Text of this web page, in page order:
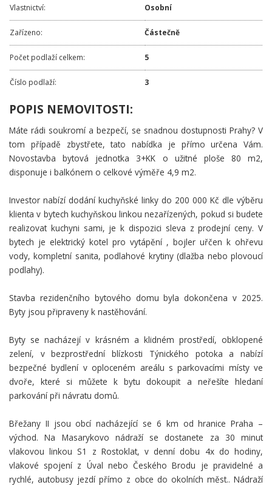
Vlastnictví: Osobní
Zařízeno: Částečně
Počet podlaží celkem: 5
Číslo podlaží: 3
POPIS NEMOVITOSTI:
Máte rádi soukromí a bezpečí, se snadnou dostupnosti Prahy? V
tom případě zbystřete, tato nabídka je přímo určena Vám.
Novostavba bytová jednotka 3+KK o užitné ploše 80 m2,
disponuje i balkónem o celkové výměře 4,9 m2.
Investor nabízí dodání kuchyňské linky do 200 000 Kč dle výběru
klienta v bytech kuchyňskou linkou nezařízených, pokud si budete
realizovat kuchyni sami, je k dispozici sleva z prodejní ceny. V
bytech je elektrický kotel pro vytápění , bojler uřčen k ohřevu
vody, kompletní sanita, podlahové krytiny (dlažba nebo plovoucí
podlahy).
Stavba rezidenčního bytového domu byla dokončena v 2025.
Byty jsou připraveny k nastěhování.
Byty se nacházejí v krásném a klidném prostředí, obklopené
zelení, v bezprostřední blízkosti Týnického potoka a nabízí
bezpečné bydlení v oploceném areálu s parkovacími místy ve
dvoře, které si můžete k bytu dokoupit a neřešíte hledaní
parkování při návratu domů.
Břežany II jsou obcí nacházející se 6 km od hranice Praha –
východ. Na Masarykovo nádraží se dostanete za 30 minut
vlakovou linkou S1 z Rostoklat, v denní dobu 4x do hodiny,
vlakové spojení z Úval nebo Českého Brodu je pravidelné a
rychlé, autobusy jezdí přímo z obce do okolních měst.. Nádraží